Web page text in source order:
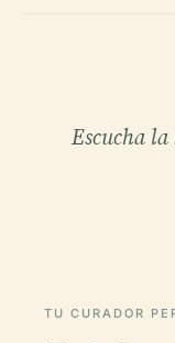
Escucha
TU CURADOR